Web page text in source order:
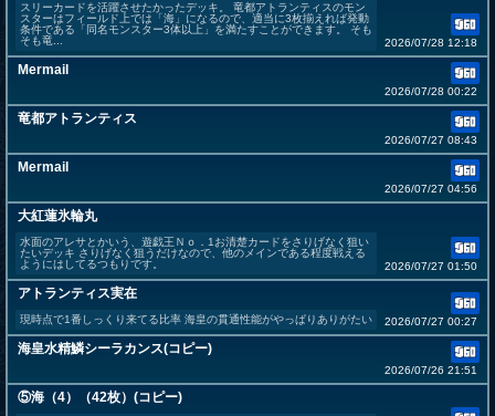
スリーカードを活躍させたかったデッキ。 竜都アトランティスのモン
スターはフィールド上では「海」になるので、適当に3枚揃えれば発動
条件である「同名モンスター3体以上」を満たすことができます。 そも
そも竜...
2026/07/28 12:18
Mermail
2026/07/28 00:22
竜都アトランティス
2026/07/27 08:43
Mermail
2026/07/27 04:56
大紅蓮氷輪丸
水面のアレサとかいう、遊戯王Ｎｏ．1お清楚カードをさりげなく狙い
たいデッキ さりげなく狙うだけなので、他のメインである程度戦える
ようにはしてるつもりです。
2026/07/27 01:50
アトランティス実在
現時点で1番しっくり来てる比率 海皇の貫通性能がやっぱりありがたい 2026/07/27 00:27
海皇水精鱗シーラカンス(コピー)
2026/07/26 21:51
⑤海（4）（42枚）(コピー)